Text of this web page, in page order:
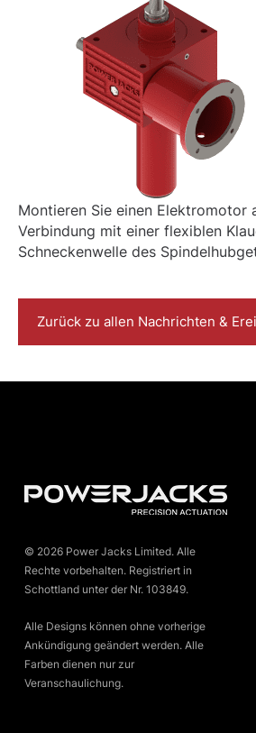
Montieren Sie einen
Verbindung mit einer flexiblen
Schneckenwelle des
Zurück zu allen Nachrichten &
© 2026 Power Jacks Limited. Alle
Rechte vorbehalten. Registriert in
Schottland unter der Nr. 103849.
Alle Designs können ohne vorherige
Ankündigung geändert werden. Alle
Farben dienen nur zur
Veranschaulichung.